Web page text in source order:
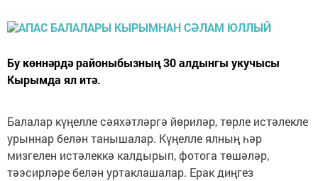
Бу көннәрдә районыбызның 30 алдынгы укучысы
Кырымда ял итә.
Балалар күңелле сәяхәтләргә йөриләр, төрле истәлекле
урыннар белән танышалар. Күңелле ялның һәр
мизгелен истәлеккә калдырып, фотога төшәләр,
тәэсирләре белән уртаклашалар. Ерак диңгез